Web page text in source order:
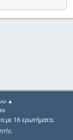
▲
με 16 ερωτήματα.